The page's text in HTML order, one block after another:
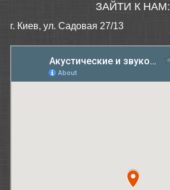
ЗАЙТИ К НАМ:
г. Киев, ул. Садовая 27/13